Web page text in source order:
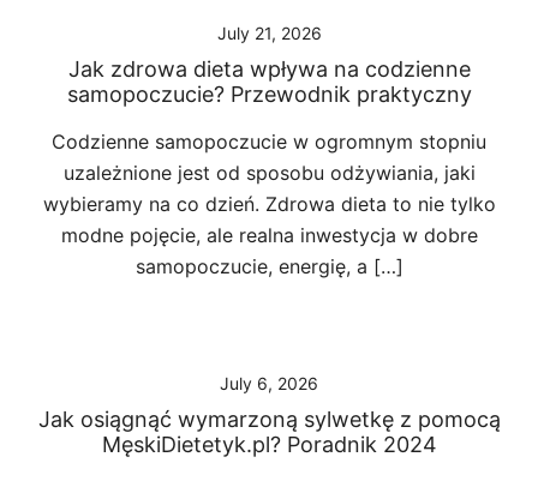
July 21, 2026
Jak zdrowa dieta wpływa na codzienne
samopoczucie? Przewodnik praktyczny
Codzienne samopoczucie w ogromnym stopniu
uzależnione jest od sposobu odżywiania, jaki
wybieramy na co dzień. Zdrowa dieta to nie tylko
modne pojęcie, ale realna inwestycja w dobre
samopoczucie, energię, a […]
July 6, 2026
Jak osiągnąć wymarzoną sylwetkę z pomocą
MęskiDietetyk.pl? Poradnik 2024